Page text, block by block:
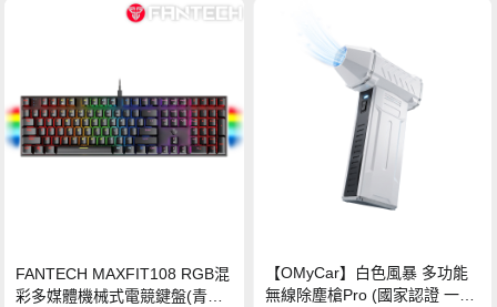
FANTECH MAXFIT108 RGB混
彩多媒體機械式電競鍵盤(青軸)
【OMyCar】白色風暴 多功能
無線除塵槍Pro (國家認證 一年